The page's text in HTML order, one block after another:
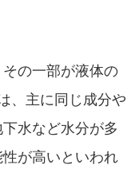
の一部が液体の
、主に同じ成分や
水など水分が多
が高いといわれ